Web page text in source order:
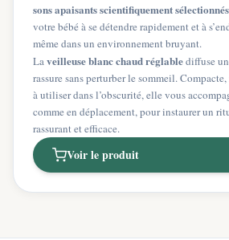
sons apaisants scientifiquement sélectionnés
votre bébé à se détendre rapidement et à
même dans un environnement bruyant.
Laveilleuse blanc chaud réglablediffuse
rassure sans perturber le sommeil.
à utiliser dans l’obscurité, elle vous
comme en déplacement, pour instaurer un
rassurant et efficace.
Voir le produit